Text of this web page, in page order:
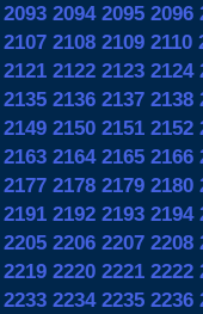
2093 2094 2095 2096
2107 2108 2109 2110
2121 2122 2123 2124
2135 2136 2137 2138
2149 2150 2151 2152
2163 2164 2165 2166
2177 2178 2179 2180
2191 2192 2193 2194
2205 2206 2207 2208
2219 2220 2221 2222
2233 2234 2235 2236